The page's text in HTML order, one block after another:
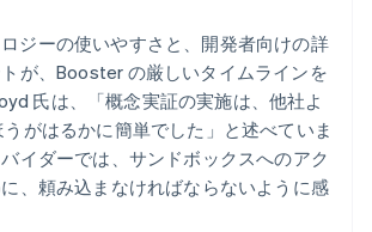
ジーの使いやすさと、開発者向けの詳
が、Booster の厳しいタイムラインを
氏は、「概念実証の実施は、他社よ
がはるかに簡単でした」と述べていま
イダーでは、サンドボックスへのアク
、頼み込まなければならないように感